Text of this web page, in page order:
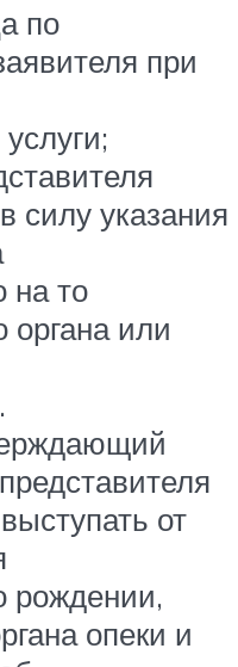
по
при
силу указания
на то
органа или
от
рождении,
опеки и